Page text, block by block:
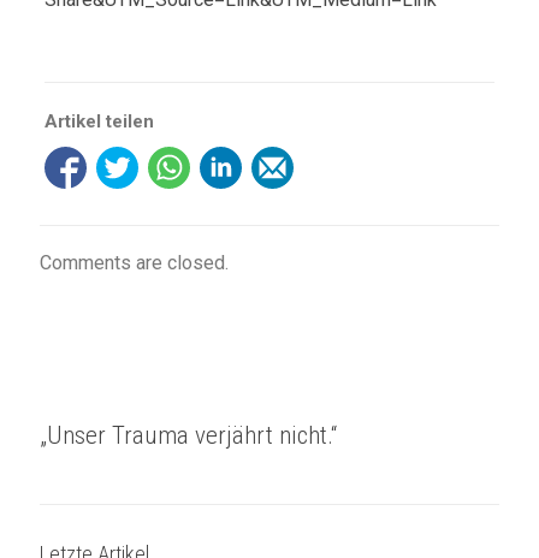
Artikel teilen
Comments are closed.
„Unser Trauma verjährt nicht.“